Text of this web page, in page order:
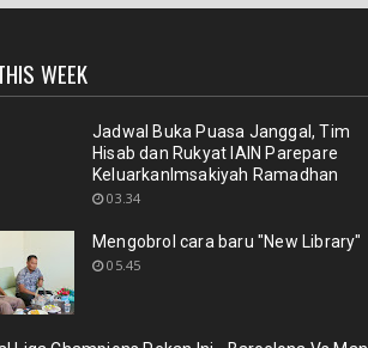
WEEK
Jadwal Buka Puasa Janggal, Tim
Hisab dan Rukyat IAIN Parepare
KeluarkanImsakiyah Ramadhan
03.34
Mengobrol cara baru "New Library"
05.45